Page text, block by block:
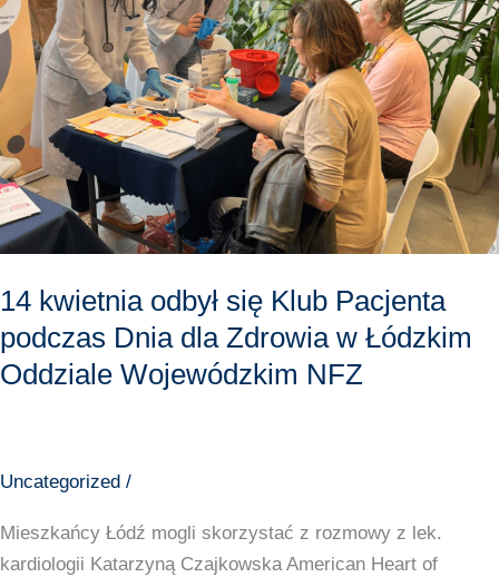
14 kwietnia odbył się Klub Pacjenta
podczas Dnia dla Zdrowia w Łódzkim
Oddziale Wojewódzkim NFZ
Uncategorized /
Mieszkańcy Łódź mogli skorzystać z rozmowy z lek.
kardiologii Katarzyną Czajkowska American Heart of
Klub
Pacjenta
podczas
Dnia
dla
Zdrowia
w
Łódzkim
Oddziale
Wojewódzkim